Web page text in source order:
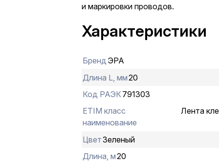
и маркировки проводов.
Характеристики
Бренд ЭРА
Длина L, мм20
Код РАЭК 791303
ETIM класс
наименование
Лента
ЦветЗеленый
Длина, м20